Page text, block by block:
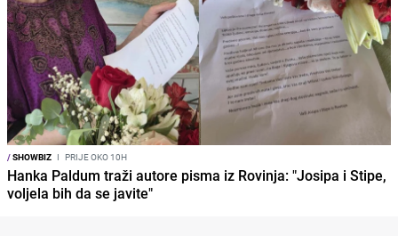
/SHOWBIZ I PRIJE OKO 10H
Hanka Paldum traži autore pisma iz Rovinja: "Josipa i Stipe,
voljela bih da se javite"